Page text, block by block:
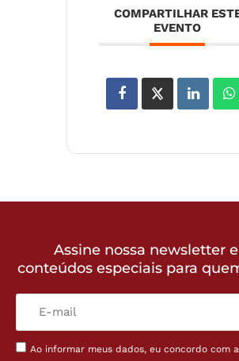
COMPARTILHAR
EVENTO
Assine nossa newsletter
conteúdos especiais para
Ao informar meus dados, eu concordo com a